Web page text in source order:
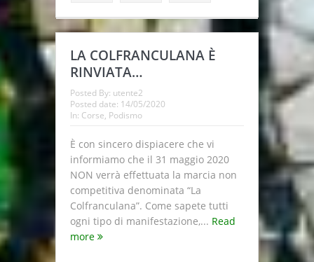
LA COLFRANCULANA È
RINVIATA…
Posted By: utente2
Posted date: 14/05/2020
In: Corse, Podismo
È con sincero dispiacere che vi
informiamo che il 31 maggio 2020
NON verrà effettuata la marcia non
competitiva denominata “La
Colfranculana”. Come sapete tutti
ogni tipo di manifestazione,... Read
more